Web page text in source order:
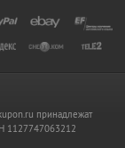
принадлежат
1127747063212